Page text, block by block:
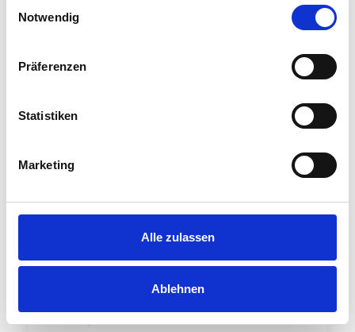
Notwendig
Präferenzen
Statistiken
Marketing
Alle zulassen
Ablehnen
Ein Golftag zum
Ambiente, das Sport und
Genuss einzigartig verbindet.
Golftag voller Spiel, Genuss und